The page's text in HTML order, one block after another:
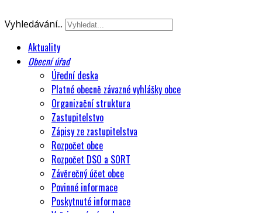
Vyhledávání...
Aktuality
Obecní úřad
Úřední deska
Platné obecně závazné vyhlášky obce
Organizační struktura
Zastupitelstvo
Zápisy ze zastupitelstva
Rozpočet obce
Rozpočet DSO a SORT
Závěrečný účet obce
Povinné informace
Poskytnuté informace